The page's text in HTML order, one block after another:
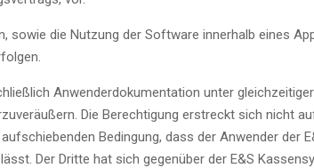
die Nutzung der Software innerhalb eines
Anwenderdokumentation unter
Die Berechtigung erstreckt sich nicht
Bedingung, dass der Anwender der
Der Dritte hat sich gegenüber der E&S